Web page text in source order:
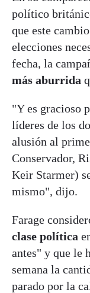
político
que este
elecciones
fecha, la
más aburrida
"Y es gracioso
líderes de los
alusión al
Conservador,
Keir Starmer)
mismo", dijo.
Farage
clase política
antes" y que le
semana la
parado por la